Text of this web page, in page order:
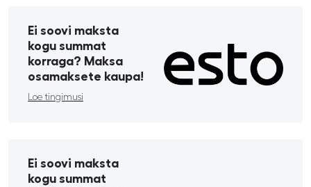
Ei soovi maksta
kogu summat
korraga? Maksa
osamaksete kaupa!
Loe tingimusi
Ei soovi maksta
kogu summat